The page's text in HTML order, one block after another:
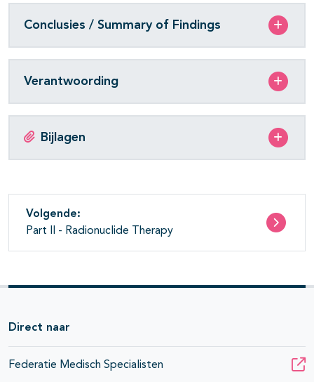
Conclusies / Summary of Findings
Verantwoording
Bijlagen
Volgende:
Part II - Radionuclide Therapy
Direct naar
Federatie Medisch Specialisten